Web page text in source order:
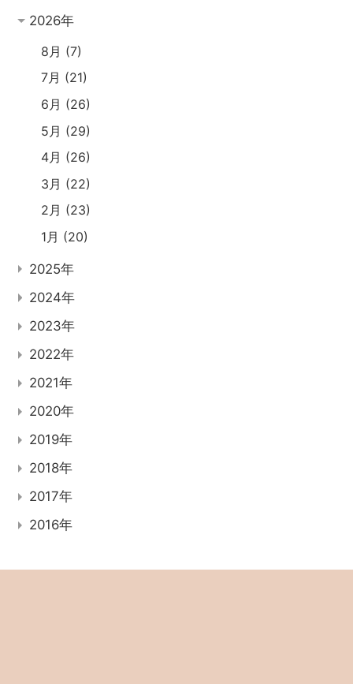
2026年
8月
7
7月
21
6月
26
5月
29
4月
26
3月
22
2月
23
1月
20
2025年
2024年
2023年
2022年
2021年
2020年
2019年
2018年
2017年
2016年